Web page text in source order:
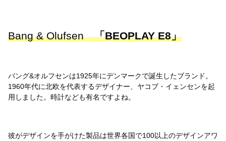
Bang & Olufsen「BEOPLAY E8」
バング&オルフセンは1925年にデンマークで誕生したブランド。
1960年代に北欧を代表するデザイナー、ヤコブ・イェンセンを起
用しました。時計なども有名ですよね。
彼がデザインを手がけた製品は世界各国で100以上のデザインアワ